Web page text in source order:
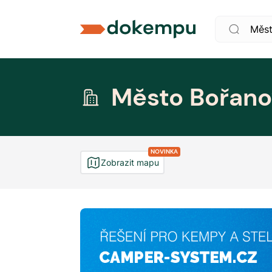
Město
NOVINKA
Zobrazit mapu